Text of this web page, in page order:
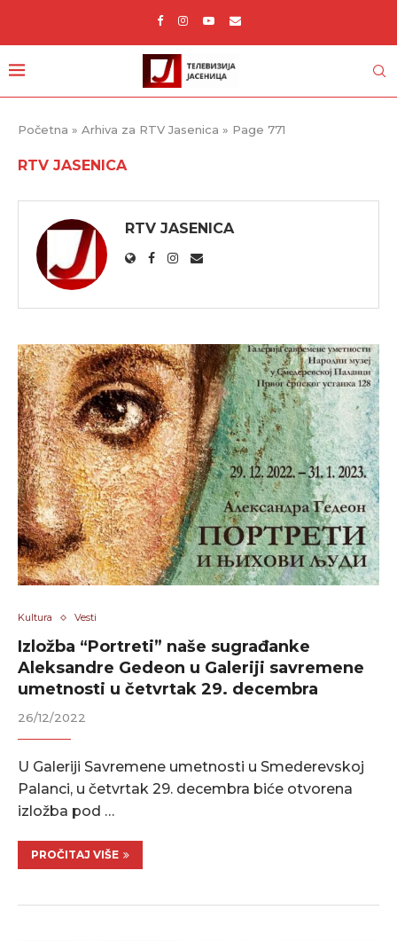
Početna » Arhiva za RTV Jasenica » Page 771
RTV JASENICA
RTV JASENICA
Kultura Vesti
Izložba “Portreti” naše sugrađanke
Aleksandre Gedeon u Galeriji savremene
umetnosti u četvrtak 29. decembra
26/12/2022
U Galeriji Savremene umetnosti u Smederevskoj
Palanci, u četvrtak 29. decembra biće otvorena
izložba pod …
PROČITAJ VIŠE